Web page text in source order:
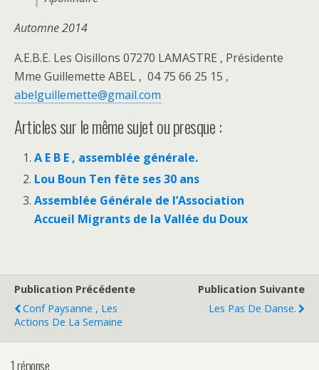
Automne 2014
A.E.B.E. Les Oisillons 07270 LAMASTRE , Présidente
Mme Guillemette ABEL , 04 75 66 25 15 ,
abelguillemette@gmail.com
Articles sur le même sujet ou presque :
A E B E , assemblée générale.
Lou Boun Ten fête ses 30 ans
Assemblée Générale de l’Association
Accueil Migrants de la Vallée du Doux
Publication Précédente
Conf Paysanne , Les
Actions De La Semaine
Publication Suivante
Les Pas De Danse.
1 réponse